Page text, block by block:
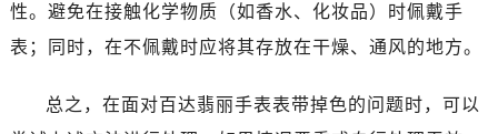
性。避免在接触化学物质（如香水、化妆品）时佩戴手
表；同时，在不佩戴时应将其存放在干燥、通风的地方。
总之，在面对百达翡丽手表表带掉色的问题时，可以